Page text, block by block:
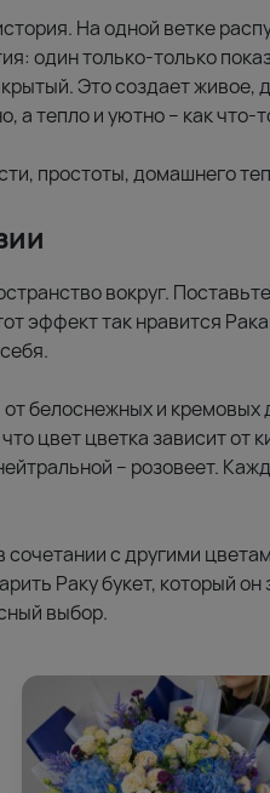
На одной ветке
один только-только
Это создает
а тепло и уютно – как что-
простоты, домашнего
вокруг.
эффект так нравится
белоснежных и
цвет цветка зависит от
– розовеет.
сочетании с другими
Раку букет, который
выбор.